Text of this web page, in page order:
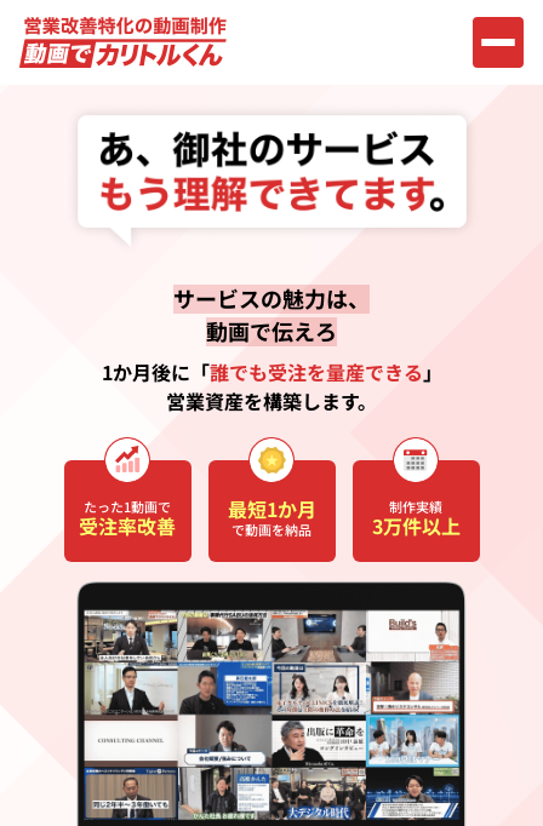
サービスの魅力は、
動画で伝えろ
1か月後に「誰でも受注を量産できる」
営業資産を構築します。
たった1動画で
受注率改善
最短1か月
で動画を納品
制作実績
3万件以上